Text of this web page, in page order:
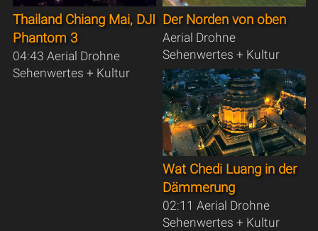
Thailand Chiang Mai, DJI
Phantom 3
04:43 Aerial Drohne
Sehenwertes + Kultur
Der Norden von oben
Aerial Drohne
Sehenwertes + Kultur
Wat Chedi Luang in der
Dämmerung
02:11 Aerial Drohne
Sehenwertes + Kultur